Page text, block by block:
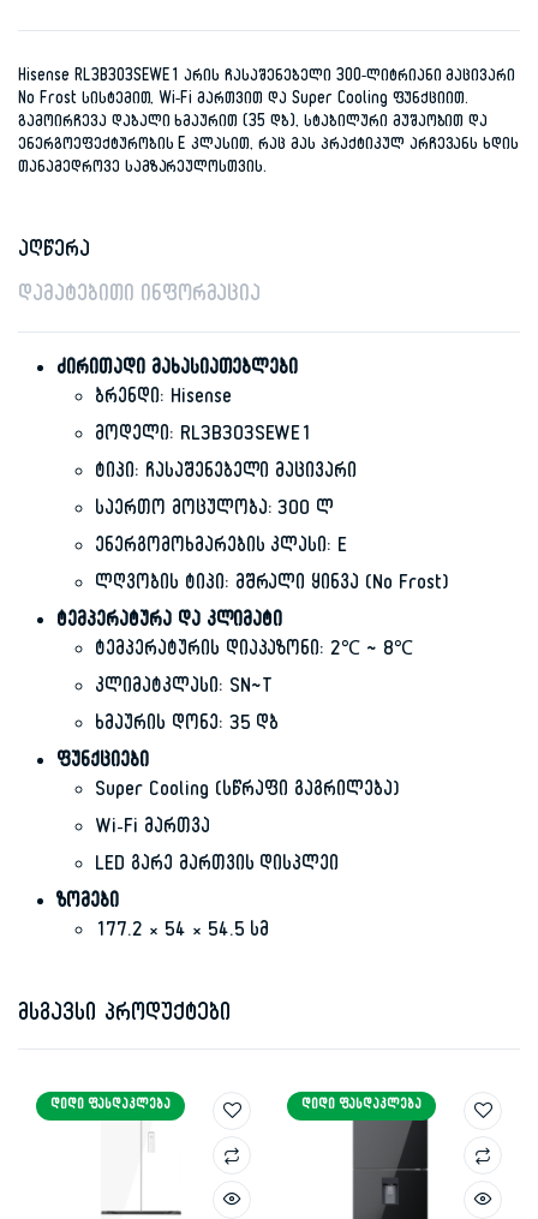
Hisense RL3B303SEWE1 არის ჩასაშენებელი 300-ლიტრიანი მაცივარი
No Frost სისტემით, Wi-Fi მართვით და Super Cooling ფუნქციით.
გამოირჩევა დაბალი ხმაურით (35 დბ), სტაბილური მუშაობით და
ენერგოეფექტურობის E კლასით, რაც მას პრაქტიკულ არჩევანს ხდის
თანამედროვე სამზარეულოსთვის.
აღწერა
დამატებითი ინფორმაცია
ძირითადი მახასიათებლები
ბრენდი: Hisense
მოდელი: RL3B303SEWE1
ტიპი: ჩასაშენებელი მაცივარი
საერთო მოცულობა: 300 ლ
ენერგომოხმარების კლასი: E
ლღვობის ტიპი: მშრალი ყინვა (No Frost)
ტემპერატურა და კლიმატი
ტემპერატურის დიაპაზონი: 2℃ ~ 8℃
კლიმატკლასი: SN~T
ხმაურის დონე: 35 დბ
ფუნქციები
Super Cooling (სწრაფი გაგრილება)
Wi-Fi მართვა
LED გარე მართვის დისპლეი
ზომები
177.2 × 54 × 54.5 სმ
მსგავსი პროდუქტები
ᲓᲘᲓᲘ ᲤᲐᲡᲓᲐᲙᲚᲔᲑᲐ ᲓᲘᲓᲘ ᲤᲐᲡᲓᲐᲙᲚᲔᲑᲐ